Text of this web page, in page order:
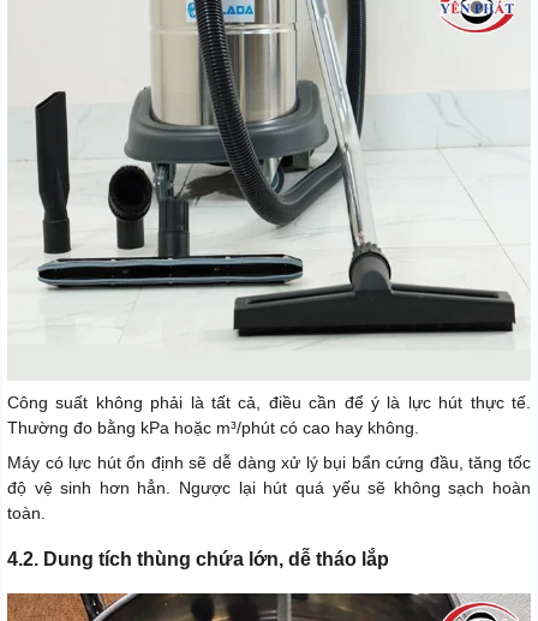
Công suất không phải là tất cả, điều cần để ý là lực hút thực tế.
Thường đo bằng kPa hoặc m³/phút có cao hay không.
Máy có lực hút ổn định sẽ dễ dàng xử lý bụi bẩn cứng đầu, tăng tốc
độ vệ sinh hơn hẳn. Ngược lại hút quá yếu sẽ không sạch hoàn
toàn.
4.2. Dung tích thùng chứa lớn, dễ tháo lắp